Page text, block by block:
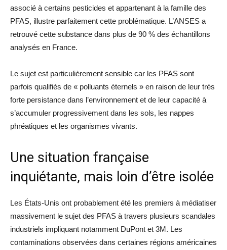
associé à certains pesticides et appartenant à la famille des
PFAS, illustre parfaitement cette problématique. L’ANSES a
retrouvé cette substance dans plus de 90 % des échantillons
analysés en France.
Le sujet est particulièrement sensible car les PFAS sont
parfois qualifiés de « polluants éternels » en raison de leur très
forte persistance dans l’environnement et de leur capacité à
s’accumuler progressivement dans les sols, les nappes
phréatiques et les organismes vivants.
Une situation française
inquiétante, mais loin d’être isolée
Les États-Unis ont probablement été les premiers à médiatiser
massivement le sujet des PFAS à travers plusieurs scandales
industriels impliquant notamment DuPont et 3M. Les
contaminations observées dans certaines régions américaines